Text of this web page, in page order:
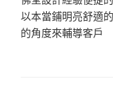
以本當鋪明亮舒適
的角度來輔導客戶